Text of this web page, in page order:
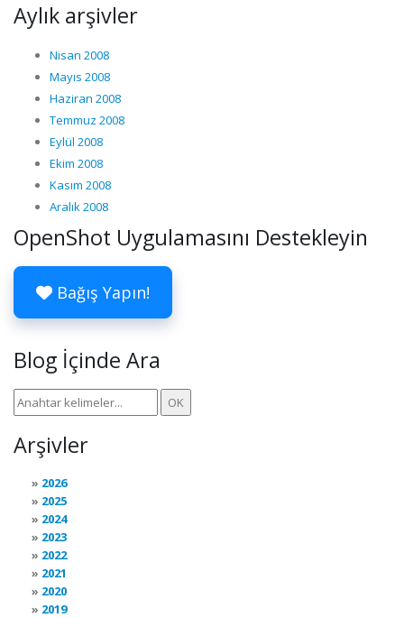
Aylık arşivler
Nisan 2008
Mayıs 2008
Haziran 2008
Temmuz 2008
Eylül 2008
Ekim 2008
Kasım 2008
Aralık 2008
OpenShot Uygulamasını Destekleyin
Bağış Yapın!
Blog İçinde Ara
Arşivler
2026
2025
2024
2023
2022
2021
2020
2019